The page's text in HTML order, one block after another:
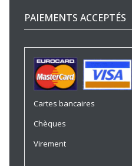
PAIEMENTS ACCEPTÉS
Cartes bancaires
Chèques
Virement